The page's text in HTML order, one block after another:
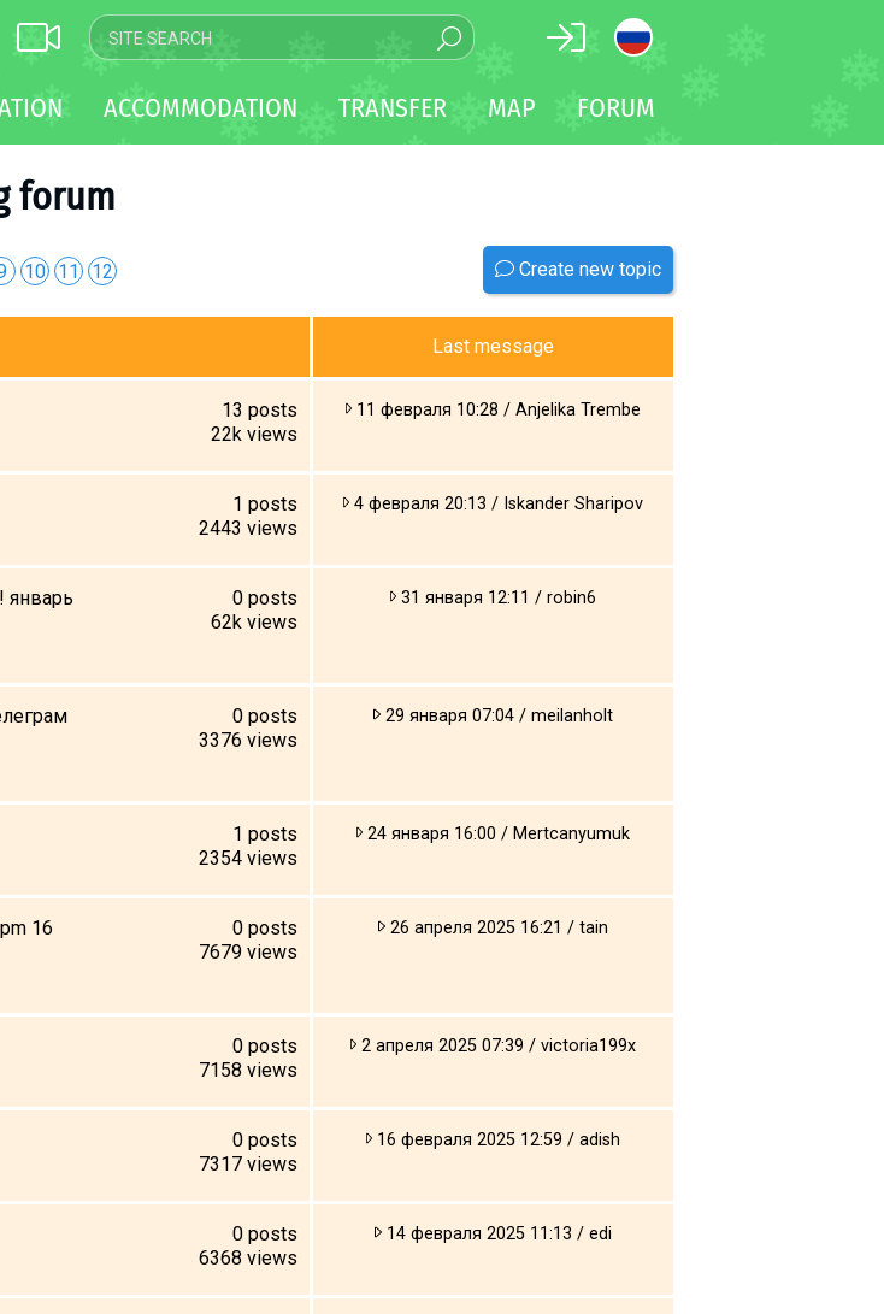
ACCOMMODATION TRANSFER MAP FORUM
forum
10 11 12 Create new topic
Last message
13 posts
22k views
11 февраля 10:28 / Anjelika Trembe
1 posts
2443 views
4 февраля 20:13 / Iskander Sharipov
январь
0 posts
62k views
31 января 12:11 / robin6
0 posts
3376 views
29 января 07:04 / meilanholt
1 posts
2354 views
24 января 16:00 / Mertcanyumuk
16
0 posts
7679 views
26 апреля 2025 16:21 / tain
0 posts
7158 views
2 апреля 2025 07:39 / victoria199x
0 posts
7317 views
16 февраля 2025 12:59 / adish
0 posts
6368 views
14 февраля 2025 11:13 / edi